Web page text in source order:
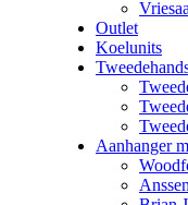
Outlet
Koelunits
Aanhanger